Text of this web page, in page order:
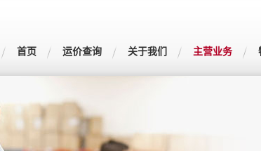
首页 运价查询 关于我们 主营业务